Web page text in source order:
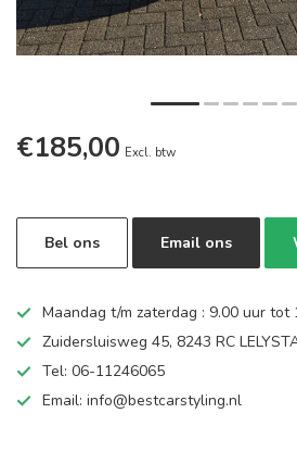
€185,00 Excl. btw
Bel ons Email ons
Maandag t/m zaterdag : 9.00 uur tot
Zuidersluisweg 45, 8243 RC
Tel: 06-11246065
Email: info@bestcarstyling.nl